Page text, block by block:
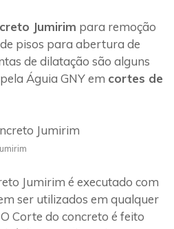
Jumirim para remoção
pisos para abertura de
de dilatação são alguns
Águia GNY em cortes de
Jumirim é executado com
ser utilizados em qualquer
Corte do concreto é feito